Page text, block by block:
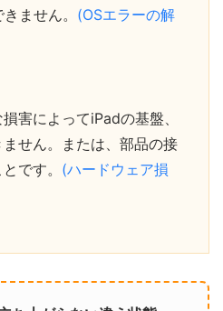
ません。 (OSエラーの解
害によってiPadの基盤、
せん。または、部品の接
です。 (ハードウェア損